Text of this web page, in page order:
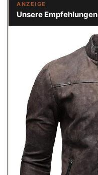
ANZEIGE
Unsere Empfehlungen